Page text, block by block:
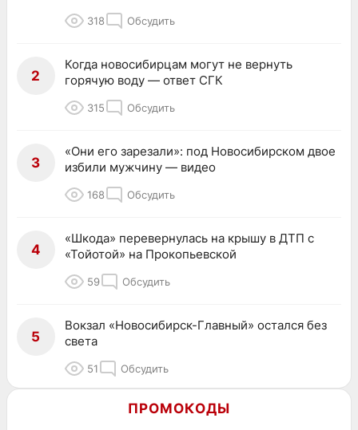
318 Обсудить
2
Когда новосибирцам могут не вернуть
горячую воду — ответ СГК
315 Обсудить
3
«Они его зарезали»: под Новосибирском двое
избили мужчину — видео
168 Обсудить
4
«Шкода» перевернулась на крышу в ДТП с
«Тойотой» на Прокопьевской
59 Обсудить
5
Вокзал «Новосибирск-Главный» остался без
света
51 Обсудить
ПРОМОКОДЫ